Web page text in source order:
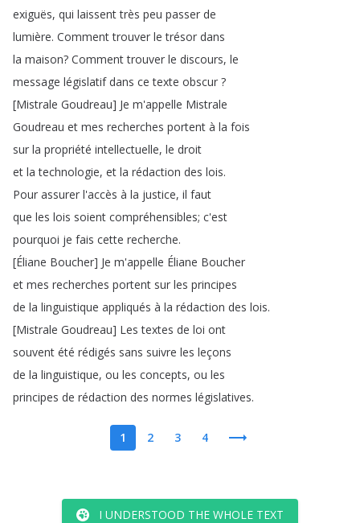
exiguës, qui laissent très peu passer de
lumière. Comment trouver le trésor dans
la maison? Comment trouver le discours, le
message législatif dans ce texte obscur ?
[Mistrale Goudreau] Je m'appelle Mistrale
Goudreau et mes recherches portent à la fois
sur la propriété intellectuelle, le droit
et la technologie, et la rédaction des lois.
Pour assurer l'accès à la justice, il faut
que les lois soient compréhensibles; c'est
pourquoi je fais cette recherche.
[Éliane Boucher] Je m'appelle Éliane Boucher
et mes recherches portent sur les principes
de la linguistique appliqués à la rédaction des lois.
[Mistrale Goudreau] Les textes de loi ont
souvent été rédigés sans suivre les leçons
de la linguistique, ou les concepts, ou les
principes de rédaction des normes législatives.
1 2 3 4
I UNDERSTOOD THE WHOLE TEXT